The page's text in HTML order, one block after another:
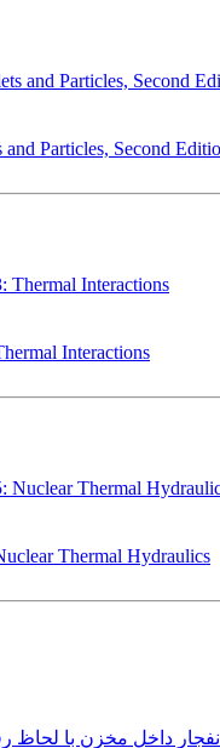
Particles, Second
Interactions
Thermal Hydraulics